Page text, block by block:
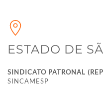
ESTADO DE
SINDICATO PATRONAL
SINCAMESP